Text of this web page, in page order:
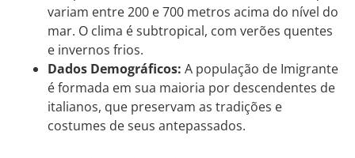
variam entre 200 e 700 metros acima do nível do
mar. O clima é subtropical, com verões quentes
e invernos frios.
Dados Demográficos: A população de Imigrante
é formada em sua maioria por descendentes de
italianos, que preservam as tradições e
costumes de seus antepassados.